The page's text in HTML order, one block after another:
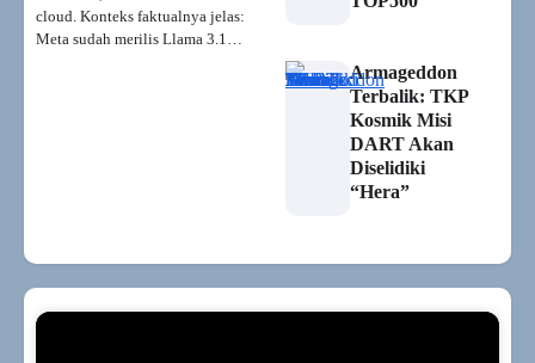
cloud. Konteks faktualnya jelas:
Meta sudah merilis Llama 3.1…
Armageddon
Terbalik: TKP
Kosmik Misi
DART Akan
Diselidiki
“Hera”